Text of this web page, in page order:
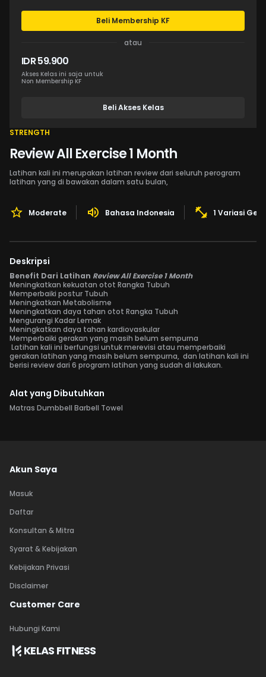
Beli Membership KF
atau
IDR 59.900
Akses Kelas ini saja untuk
Non Membership KF
Beli Akses Kelas
STRENGTH
Review All Exercise 1 Month
Latihan kali ini merupakan latihan review dari seluruh perogram
latihan yang di bawakan dalam satu bulan,
Moderate Bahasa Indonesia 1 Variasi
Deskripsi
Benefit Dari Latihan Review All Exercise 1 Month
Meningkatkan kekuatan otot Rangka Tubuh
Memperbaiki postur Tubuh
Meningkatkan Metabolisme
Meningkatkan daya tahan otot Rangka Tubuh
Mengurangi Kadar Lemak
Meningkatkan daya tahan kardiovaskular
Memperbaiki gerakan yang masih belum sempurna
Latihan kali ini berfungsi untuk merevisi atau memperbaiki
gerakan latihan yang masih belum sempurna, dan latihan kali ini
berisi review dari 6 program latihan yang sudah di lakukan.
Alat yang Dibutuhkan
Matras Dumbbell Barbell Towel
Akun Saya
Masuk
Daftar
Konsultan & Mitra
Syarat & Kebijakan
Kebijakan Privasi
Disclaimer
Customer Care
Hubungi Kami
KELAS FITNESS